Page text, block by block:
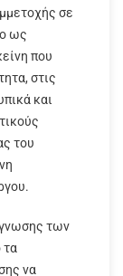
σε
ως
που
στις
και
του
των
τα
να